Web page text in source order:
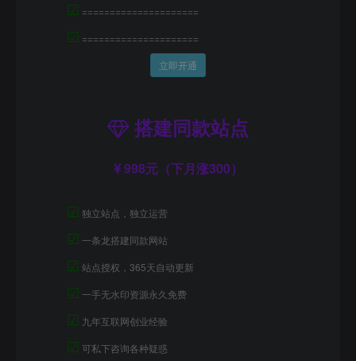
☑ =====================
☑ =====================
立即开通
搭建同款站点
998元（下月涨300）
☑ 独立站点，独立运营
☑ 一条龙搭建同款网站
☑ 站点授权，365天自动更新
☑ 一手无水印资源永久免费
☑ 九年互联网创业经验
☑ 可私下咨询各种疑惑